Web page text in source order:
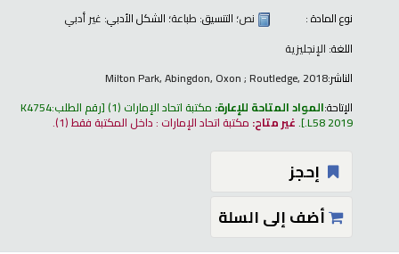
نوع المادة :
نص؛ التنسيق: طباعة؛ الشكل الأدبي: غير أدبي
اللغة: الإنجليزية
الناشر:Milton Park, Abingdon, Oxon ; Routledge, 2018
الإتاحة:المواد المتاحة للإعارة: مكتبة اتحاد الإمارات (1) رقم الطلب:K4754
.L58 2019
.غير متاح: مكتبة اتحاد الإمارات : داخل المكتبة فقط(1).
إحجز
أضف إلى السلة